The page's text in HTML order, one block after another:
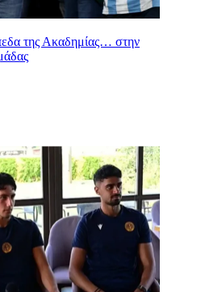
της Ακαδημίας… στην